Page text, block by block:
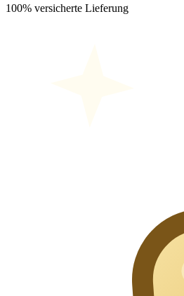
100% versicherte Lieferung